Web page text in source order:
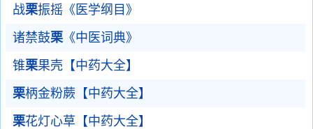
战栗振摇《医学纲目》
诸禁鼓栗《中医词典》
锥栗果壳【中药大全】
栗柄金粉蕨【中药大全】
栗花灯心草【中药大全】